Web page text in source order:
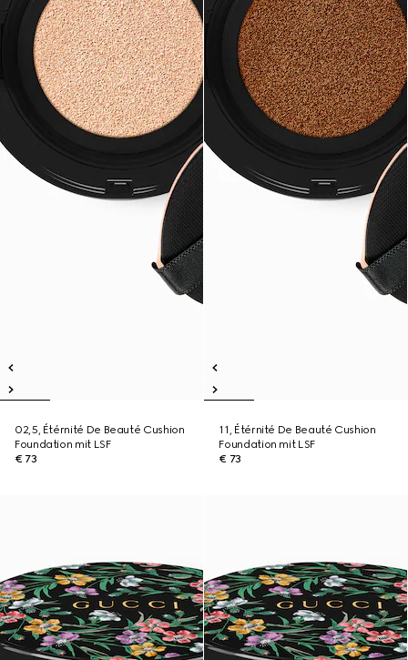
02,5, Étérnité De Beauté Cushion
Foundation mit LSF
€ 73
11, Étérnité De Beauté Cushion
Foundation mit LSF
€ 73